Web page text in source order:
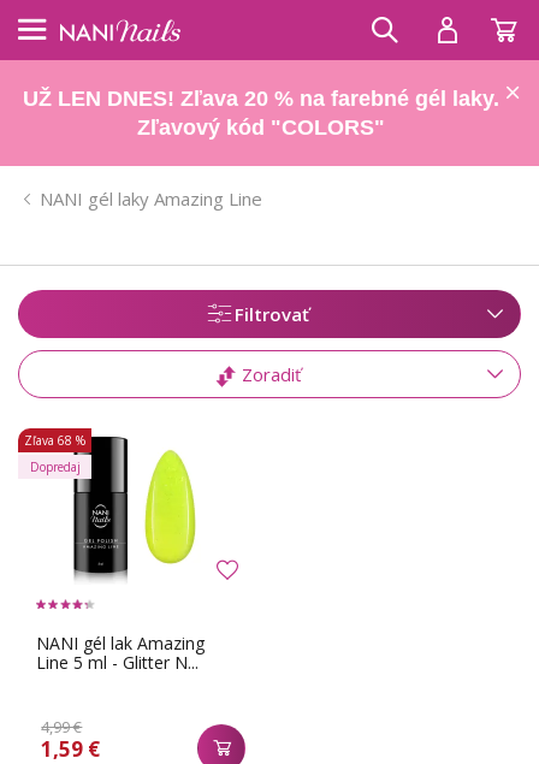
UŽ LEN DNES! Zľava 20 % na farebné gél laky.
Zľavový kód "COLORS"
NANI gél laky Amazing Line
Filtrovať
Zoradiť
NANI gél lak Amazing
Line 5 ml - Glitter N...
4,99 €
1,59 €
Zľava 68 %
Dopredaj